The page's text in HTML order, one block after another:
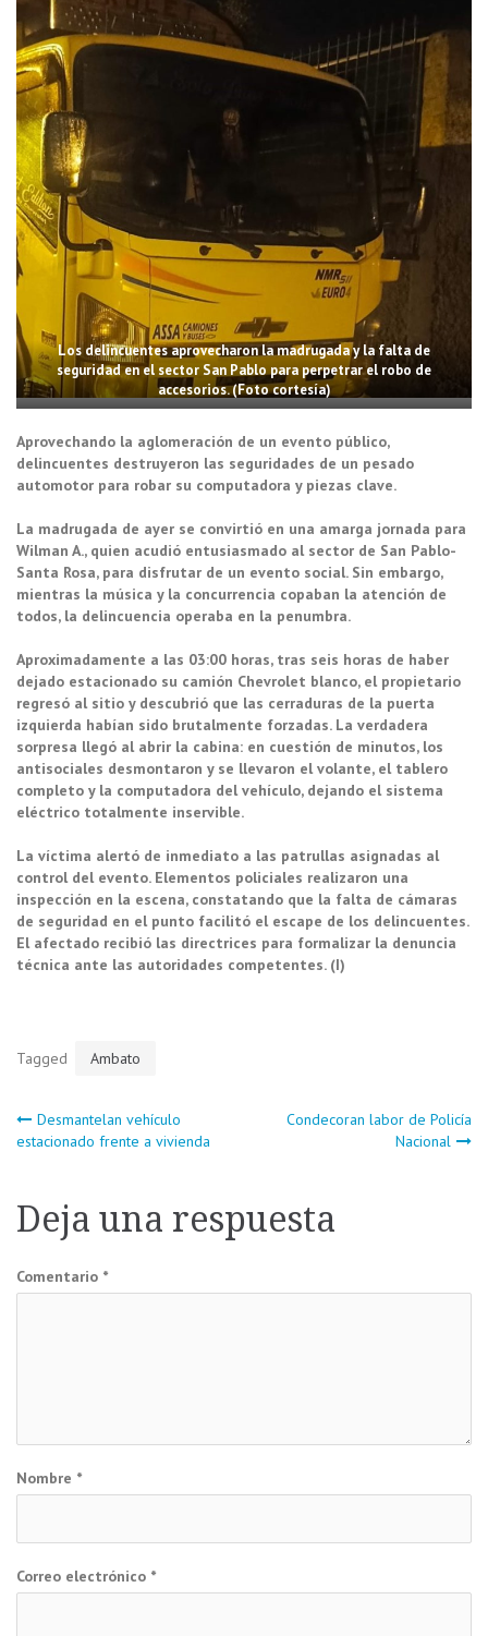
Los delincuentes aprovecharon la madrugada y la falta de
seguridad en el sector San Pablo para perpetrar el robo de
accesorios. (Foto cortesía)
Aprovechando la aglomeración de un evento público,
delincuentes destruyeron las seguridades de un pesado
automotor para robar su computadora y piezas clave.
La madrugada de ayer se convirtió en una amarga jornada para
Wilman A., quien acudió entusiasmado al sector de San Pablo-
Santa Rosa, para disfrutar de un evento social. Sin embargo,
mientras la música y la concurrencia copaban la atención de
todos, la delincuencia operaba en la penumbra.
Aproximadamente a las 03:00 horas, tras seis horas de haber
dejado estacionado su camión Chevrolet blanco, el propietario
regresó al sitio y descubrió que las cerraduras de la puerta
izquierda habían sido brutalmente forzadas. La verdadera
sorpresa llegó al abrir la cabina: en cuestión de minutos, los
antisociales desmontaron y se llevaron el volante, el tablero
completo y la computadora del vehículo, dejando el sistema
eléctrico totalmente inservible.
La víctima alertó de inmediato a las patrullas asignadas al
control del evento. Elementos policiales realizaron una
inspección en la escena, constatando que la falta de cámaras
de seguridad en el punto facilitó el escape de los delincuentes.
El afectado recibió las directrices para formalizar la denuncia
técnica ante las autoridades competentes. (I)
Tagged Ambato
Navegación
entradas
Desmantelan vehículo
estacionado frente a vivienda
Condecoran labor de Policía
Nacional
Deja una respuesta
Comentario *
Nombre *
Correo electrónico *